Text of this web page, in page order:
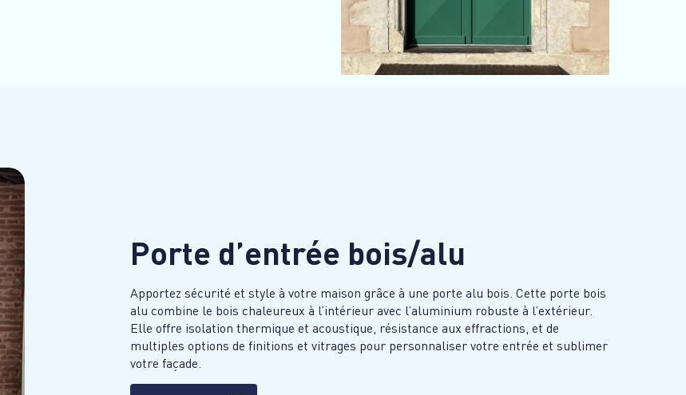
Porte d’entrée bois/alu
Apportez sécurité et style à votre maison grâce à une porte alu bois. Cette porte bois
alu combine le bois chaleureux à l’intérieur avec l’aluminium robuste à l’extérieur.
Elle offre isolation thermique et acoustique, résistance aux effractions, et de
multiples options de finitions et vitrages pour personnaliser votre entrée et sublimer
votre façade.